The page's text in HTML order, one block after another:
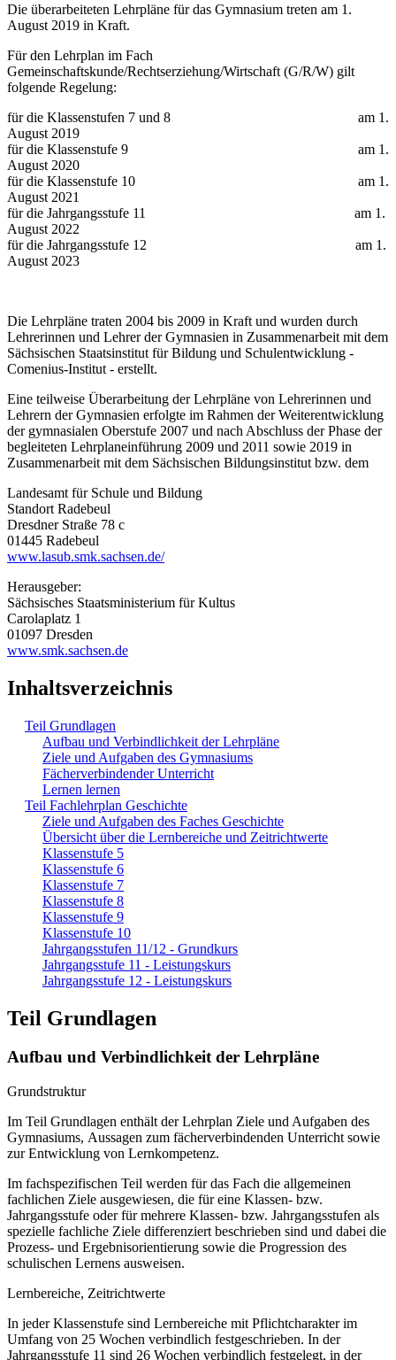
Die überarbeiteten Lehrpläne für das Gymnasium treten am 1.
August 2019 in Kraft.
Für den Lehrplan im Fach
Gemeinschaftskunde/Rechtserziehung/Wirtschaft (G/R/W) gilt
folgende Regelung:
für die Klassenstufen 7 und 8 am 1.
August 2019
für die Klassenstufe 9 am 1.
August 2020
für die Klassenstufe 10 am 1.
August 2021
für die Jahrgangsstufe 11 am 1.
August 2022
für die Jahrgangsstufe 12 am 1.
August 2023
Die Lehrpläne traten 2004 bis 2009 in Kraft und wurden durch
Lehrerinnen und Lehrer der Gymnasien in Zusammenarbeit mit dem
Sächsischen Staatsinstitut für Bildung und Schulentwicklung -
Comenius-Institut - erstellt.
Eine teilweise Überarbeitung der Lehrpläne von Lehrerinnen und
Lehrern der Gymnasien erfolgte im Rahmen der Weiterentwicklung
der gymnasialen Oberstufe 2007 und nach Abschluss der Phase der
begleiteten Lehrplaneinführung 2009 und 2011 sowie 2019 in
Zusammenarbeit mit dem Sächsischen Bildungsinstitut bzw. dem
Landesamt für Schule und Bildung
Standort Radebeul
Dresdner Straße 78 c
01445 Radebeul
www.lasub.smk.sachsen.de/
Herausgeber:
Sächsisches Staatsministerium für Kultus
Carolaplatz 1
01097 Dresden
www.smk.sachsen.de
Inhaltsverzeichnis
Teil Grundlagen
Aufbau und Verbindlichkeit der Lehrpläne
Ziele und Aufgaben des Gymnasiums
Fächerverbindender Unterricht
Lernen lernen
Teil Fachlehrplan Geschichte
Ziele und Aufgaben des Faches Geschichte
Übersicht über die Lernbereiche und Zeitrichtwerte
Klassenstufe 5
Klassenstufe 6
Klassenstufe 7
Klassenstufe 8
Klassenstufe 9
Klassenstufe 10
Jahrgangsstufen 11/12 - Grundkurs
Jahrgangsstufe 11 - Leistungskurs
Jahrgangsstufe 12 - Leistungskurs
Teil Grundlagen
Aufbau und Verbindlichkeit der Lehrpläne
Grundstruktur
Im Teil Grundlagen enthält der Lehrplan Ziele und Aufgaben des
Gymnasiums, Aussagen zum fächerverbindenden Unterricht sowie
zur Entwicklung von Lernkompetenz.
Im fachspezifischen Teil werden für das Fach die allgemeinen
fachlichen Ziele ausgewiesen, die für eine Klassen- bzw.
Jahrgangsstufe oder für mehrere Klassen- bzw. Jahrgangsstufen als
spezielle fachliche Ziele differenziert beschrieben sind und dabei die
Prozess- und Ergebnisorientierung sowie die Progression des
schulischen Lernens ausweisen.
Lernbereiche, Zeitrichtwerte
In jeder Klassenstufe sind Lernbereiche mit Pflichtcharakter im
Umfang von 25 Wochen verbindlich festgeschrieben. In der
Jahrgangsstufe 11 sind 26 Wochen verbindlich festgelegt, in der